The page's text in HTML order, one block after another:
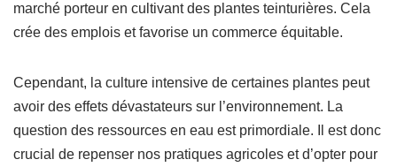
marché porteur en cultivant des plantes teinturières. Cela
crée des emplois et favorise un commerce équitable.
Cependant, la culture intensive de certaines plantes peut
avoir des effets dévastateurs sur l’environnement. La
question des ressources en eau est primordiale. Il est donc
crucial de repenser nos pratiques agricoles et d’opter pour